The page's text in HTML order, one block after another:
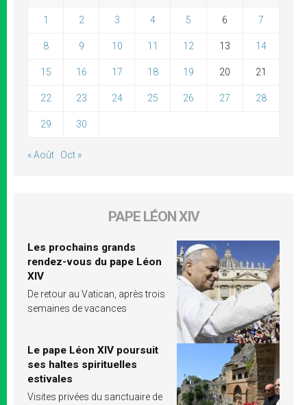
1 2 3 4 5 6 7
8 9 10 11 12 13 14
15 16 17 18 19 20 21
22 23 24 25 26 27 28
29 30
« Août Oct »
PAPE LÉON XIV
Les prochains grands
rendez-vous du pape Léon
XIV
De retour au Vatican, après trois
semaines de vacances
Le pape Léon XIV poursuit
ses haltes spirituelles
estivales
Visites privées du sanctuaire de